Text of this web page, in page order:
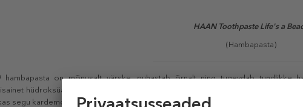
HAAN Toothpaste Life's a
(Hambapasta)
hambapasta on mõnusalt värske, puhastab õrnalt ning tugevdab tundlikke
hüdroksüapatiiti (fluoriidi mittetoksiline asendaja), mis muudab hambad
segu kardemonist, kaneelikoorest, ingverist, nelgist, aniisist, vanillist ja